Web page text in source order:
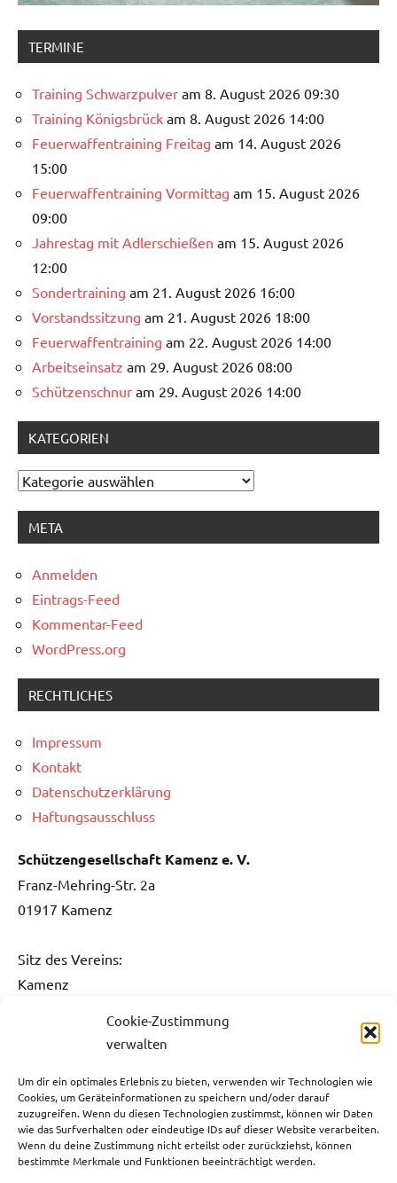
Cookie-Zustimmung
verwalten
Um dir ein optimales Erlebnis zu bieten, verwenden wir Technologien wie
Cookies, um Geräteinformationen zu speichern und/oder darauf
zuzugreifen. Wenn du diesen Technologien zustimmst, können wir Daten
wie das Surfverhalten oder eindeutige IDs auf dieser Website verarbeiten.
Wenn du deine Zustimmung nicht erteilst oder zurückziehst, können
bestimmte Merkmale und Funktionen beeinträchtigt werden.
TERMINE
Training Schwarzpulver am 8. August 2026 09:30
Training Königsbrück am 8. August 2026 14:00
Feuerwaffentraining Freitag am 14. August 2026
15:00
Feuerwaffentraining Vormittag am 15. August 2026
09:00
Jahrestag mit Adlerschießen am 15. August 2026
12:00
Sondertraining am 21. August 2026 16:00
Vorstandssitzung am 21. August 2026 18:00
Feuerwaffentraining am 22. August 2026 14:00
Arbeitseinsatz am 29. August 2026 08:00
Schützenschnur am 29. August 2026 14:00
KATEGORIEN
Kategorien
META
Anmelden
Eintrags-Feed
Kommentar-Feed
WordPress.org
RECHTLICHES
Impressum
Kontakt
Datenschutzerklärung
Haftungsausschluss
Schützengesellschaft Kamenz e. V.
Franz-Mehring-Str. 2a
01917 Kamenz
Sitz des Vereins:
Kamenz
Fon: 0151 / 5061 1482
Fax: 03578 / 3736 731
E-Mail:info@sg-kamenz.de
Bankverbindung:
Ostsächsische Sparkasse Dresden